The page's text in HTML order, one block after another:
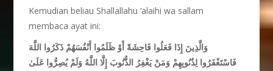
Kemudian beliau Shallallahu ‘alaihi wa sallam
membaca ayat ini:
وَالَّذِينَ إِذَا فَعَلُوا فَاحِشَةً أَوْ ظَلَمُوا أَنْفُسَهُمْ ذَكَرُوا اللَّهَ
فَاسْتَغْفَرُوا لِذُنُوبِهِمْ وَمَنْ يَغْفِرُ الذُّنُوبَ إِلَّا اللَّهُ وَلَمْ يُصِرُّوا عَلَىٰ